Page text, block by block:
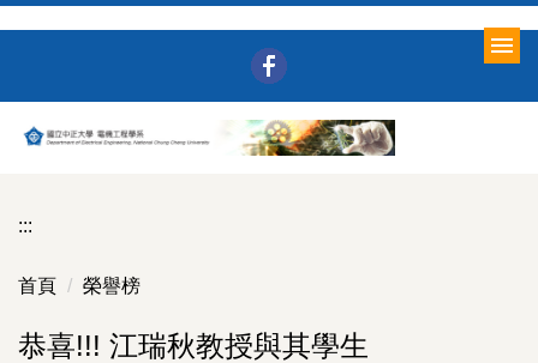
要
內
:::
首頁 榮譽榜
恭喜!!! 江瑞秋教授與其學生